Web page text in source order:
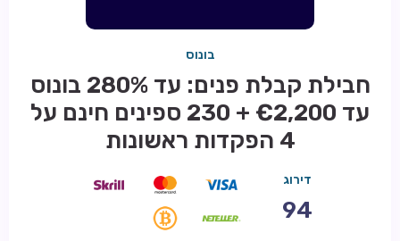
בונוס
חבילת קבלת פנים: עד 280% בונוס
עד €2,200 + 230 ספינים חינם על
4 הפקדות ראשונות
דירוג
94